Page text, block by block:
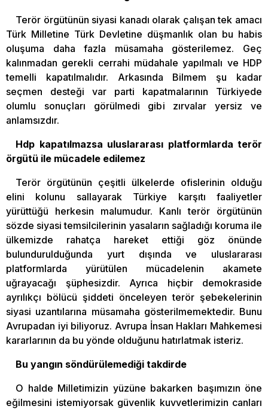
Terör örgütünün siyasi kanadı olarak çalışan tek amacı
Türk Milletine Türk Devletine düşmanlık olan bu habis
oluşuma daha fazla müsamaha gösterilemez. Geç
kalınmadan gerekli cerrahi müdahale yapılmalı ve HDP
temelli kapatılmalıdır. Arkasında Bilmem şu kadar
seçmen desteği var parti kapatmalarının Türkiyede
olumlu sonuçları görülmedi gibi zırvalar yersiz ve
anlamsızdır.
Hdp kapatılmazsa uluslararası platformlarda terör
örgütü ile mücadele edilemez
Terör örgütünün çeşitli ülkelerde ofislerinin olduğu
elini kolunu sallayarak Türkiye karşıtı faaliyetler
yürüttüğü herkesin malumudur. Kanlı terör örgütünün
sözde siyasi temsilcilerinin yasaların sağladığı koruma ile
ülkemizde rahatça hareket ettiği göz önünde
bulundurulduğunda yurt dışında ve uluslararası
platformlarda yürütülen mücadelenin akamete
uğrayacağı şüphesizdir. Ayrıca hiçbir demokraside
ayrılıkçı bölücü şiddeti önceleyen terör şebekelerinin
siyasi uzantılarına müsamaha gösterilmemektedir. Bunu
Avrupadan iyi biliyoruz. Avrupa İnsan Hakları Mahkemesi
kararlarının da bu yönde olduğunu hatırlatmak isteriz.
Bu yangın söndürülemediği takdirde
O halde Milletimizin yüzüne bakarken başımızın öne
eğilmesini istemiyorsak güvenlik kuvvetlerimizin canları